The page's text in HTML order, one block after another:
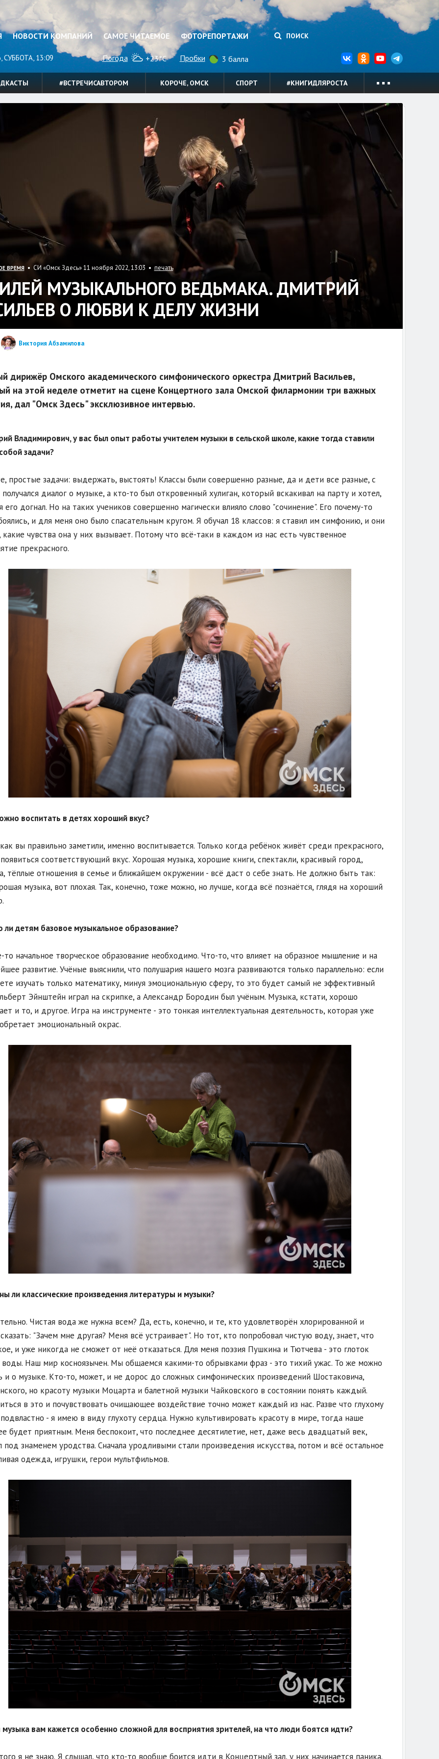
НОВОСТИ КОМПАНИЙ САМОЕ ЧИТАЕМОЕ ФОТОРЕПОРТАЖИ ПОИСК
СУББОТА, 13:09 Погода +23°C Пробки 3 балла
#ВСТРЕЧИСАВТОРОМ КОРОЧЕ, ОМСК СПОРТ #КНИГИДЛЯРОСТА
ВРЕМЯ• СИ «Омск Здесь» 11 ноября 2022, 13:03 • печать
МУЗЫКАЛЬНОГО ВЕДЬМАКА. ДМИТРИЙ
О ЛЮБВИ К ДЕЛУ ЖИЗНИ
Виктория Абзамилова
дирижёр Омского академического симфонического оркестра Дмитрий Васильев,
на этой неделе отметит на сцене Концертного зала Омской филармонии три важных
дал "Омск Здесь" эксклюзивное интервью.
Владимирович, у вас был опыт работы учителем музыки в сельской школе, какие тогда ставили
задачи?
простые задачи: выдержать, выстоять! Классы были совершенно разные, да и дети все разные, с
диалог о музыке, а кто-то был откровенный хулиган, который вскакивал на парту и хотел,
его догнал. Но на таких учеников совершенно магически влияло слово "сочинение". Его почему-то
и для меня оно было спасательным кругом. Я обучал 18 классов: я ставил им симфонию, и они
какие чувства она у них вызывает. Потому что всё-таки в каждом из нас есть чувственное
прекрасного.
воспитать в детях хороший вкус?
вы правильно заметили, именно воспитывается. Только когда ребёнок живёт среди прекрасного,
соответствующий вкус. Хорошая музыка, хорошие книги, спектакли, красивый город,
тёплые отношения в семье и ближайшем окружении - всё даст о себе знать. Не должно быть так:
музыка, вот плохая. Так, конечно, тоже можно, но лучше, когда всё познаётся, глядя на хороший
ли детям базовое музыкальное образование?
то начальное творческое образование необходимо. Что-то, что влияет на образное мышление и на
развитие. Учёные выяснили, что полушария нашего мозга развиваются только параллельно: если
изучать только математику, минуя эмоциональную сферу, то это будет самый не эффективный
Эйнштейн играл на скрипке, а Александр Бородин был учёным. Музыка, кстати, хорошо
и то, и другое. Игра на инструменте - это тонкая интеллектуальная деятельность, которая уже
эмоциональный окрас.
ли классические произведения литературы и музыки?
Чистая вода же нужна всем? Да, есть, конечно, и те, кто удовлетворён хлорированной и
"Зачем мне другая? Меня всё устраивает". Но тот, кто попробовал чистую воду, знает, что
и уже никогда не сможет от неё отказаться. Для меня поэзия Пушкина и Тютчева - это глоток
воды. Наш мир косноязычен. Мы общаемся какими-то обрывками фраз - это тихий ужас. То же можно
и о музыке. Кто-то, может, и не дорос до сложных симфонических произведений Шостаковича,
но красоту музыки Моцарта и балетной музыки Чайковского в состоянии понять каждый.
в это и почувствовать очищающее воздействие точно может каждый из нас. Разве что глухому
- я имею в виду глухоту сердца. Нужно культивировать красоту в мире, тогда наше
будет приятным. Меня беспокоит, что последнее десятилетие, нет, даже весь двадцатый век,
под знаменем уродства. Сначала уродливыми стали произведения искусства, потом и всё остальное
одежда, игрушки, герои мультфильмов.
музыка вам кажется особенно сложной для восприятия зрителей, на что люди боятся идти?
я не знаю. Я слышал, что кто-то вообще боится идти в Концертный зал, у них начинается паника.